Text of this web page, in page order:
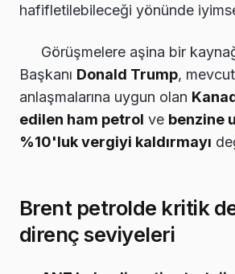
hafifletilebileceği yönünde
Görüşmelere aşina bir
Başkanı Donald Trump,
anlaşmalarına uygun olan
edilen ham petrol ve benzine
%10'luk vergiyi kaldırmayı
Brent petrolde kritik
direnç seviyeleri